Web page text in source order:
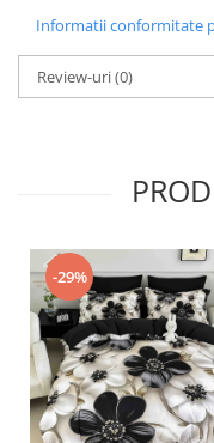
Informatii conformitate
Review-uri(0)
-29%